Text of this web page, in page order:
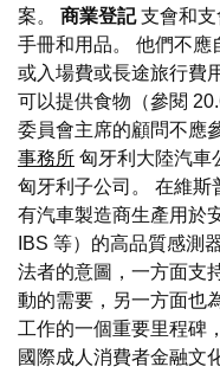
案。 商業登記支會和支
手冊和用品。 他們不應
或入場費或長途旅行費
可以提供食物（參閱
委員會主席的顧問不應
事務所 匈牙利大陸汽車
匈牙利子公司。 在維斯
有汽車製造商生產用於
IBS 等）的高品質感測
法者的意圖，一方面支
動的需要，另一方面也
工作的一個重要里程碑
國際成人消費者金融文